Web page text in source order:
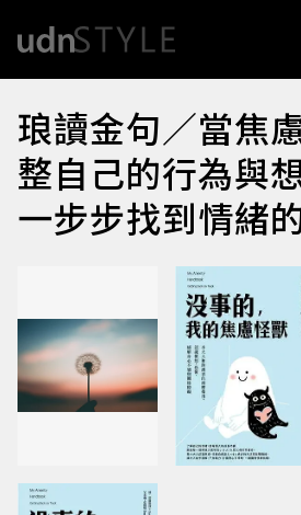
琅讀金句／當焦
整自己的行為與
一步步找到情緒